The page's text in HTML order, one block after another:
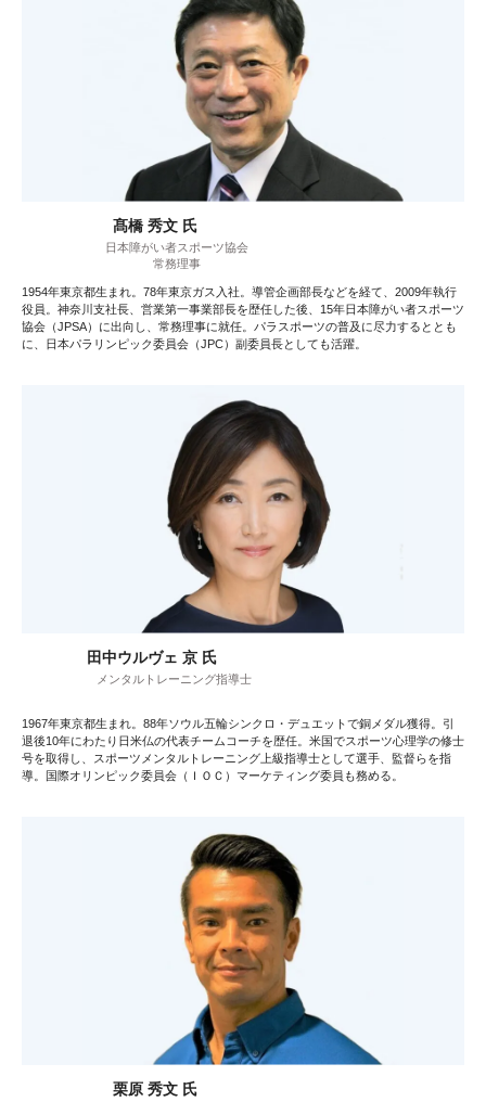
髙橋 秀文 氏
日本障がい者スポーツ協会
常務理事
1954年東京都生まれ。78年東京ガス入社。導管企画部長などを経て、2009年執行
役員。神奈川支社長、営業第一事業部長を歴任した後、15年日本障がい者スポーツ
協会（JPSA）に出向し、常務理事に就任。パラスポーツの普及に尽力するととも
に、日本パラリンピック委員会（JPC）副委員長としても活躍。
田中ウルヴェ 京 氏
メンタルトレーニング指導士
1967年東京都生まれ。88年ソウル五輪シンクロ・デュエットで銅メダル獲得。引
退後10年にわたり日米仏の代表チームコーチを歴任。米国でスポーツ心理学の修士
号を取得し、スポーツメンタルトレーニング上級指導士として選手、監督らを指
導。国際オリンピック委員会（ＩＯＣ）マーケティング委員も務める。
栗原 秀文 氏